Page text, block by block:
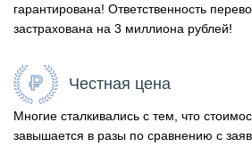
гарантирована! Ответственность
застрахована на 3 миллиона рублей!
Честная цена
Многие сталкивались с тем, что
завышается в разы по сравнению с